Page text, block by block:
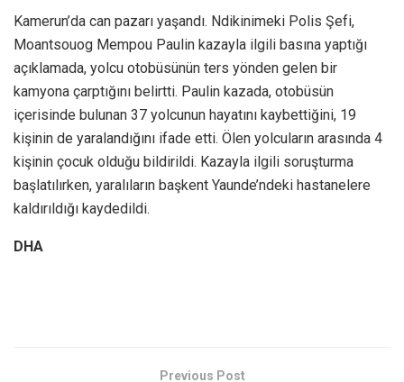
Kamerun’da can pazarı yaşandı. Ndikinimeki Polis Şefi,
Moantsouog Mempou Paulin kazayla ilgili basına yaptığı
açıklamada, yolcu otobüsünün ters yönden gelen bir
kamyona çarptığını belirtti. Paulin kazada, otobüsün
içerisinde bulunan 37 yolcunun hayatını kaybettiğini, 19
kişinin de yaralandığını ifade etti. Ölen yolcuların arasında 4
kişinin çocuk olduğu bildirildi. Kazayla ilgili soruşturma
başlatılırken, yaralıların başkent Yaunde’ndeki hastanelere
kaldırıldığı kaydedildi.
DHA
Previous Post